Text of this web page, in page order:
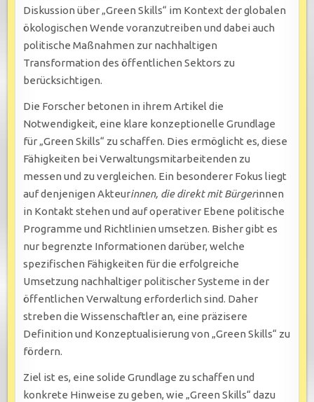
Diskussion über „Green Skills“ im Kontext der globalen
ökologischen Wende voranzutreiben und dabei auch
politische Maßnahmen zur nachhaltigen
Transformation des öffentlichen Sektors zu
berücksichtigen.
Die Forscher betonen in ihrem Artikel die
Notwendigkeit, eine klare konzeptionelle Grundlage
für „Green Skills“ zu schaffen. Dies ermöglicht es, diese
Fähigkeiten bei Verwaltungsmitarbeitenden zu
messen und zu vergleichen. Ein besonderer Fokus liegt
auf denjenigen Akteurinnen, die direkt mit Bürgerinnen
in Kontakt stehen und auf operativer Ebene politische
Programme und Richtlinien umsetzen. Bisher gibt es
nur begrenzte Informationen darüber, welche
spezifischen Fähigkeiten für die erfolgreiche
Umsetzung nachhaltiger politischer Systeme in der
öffentlichen Verwaltung erforderlich sind. Daher
streben die Wissenschaftler an, eine präzisere
Definition und Konzeptualisierung von „Green Skills“ zu
fördern.
Ziel ist es, eine solide Grundlage zu schaffen und
konkrete Hinweise zu geben, wie „Green Skills“ dazu